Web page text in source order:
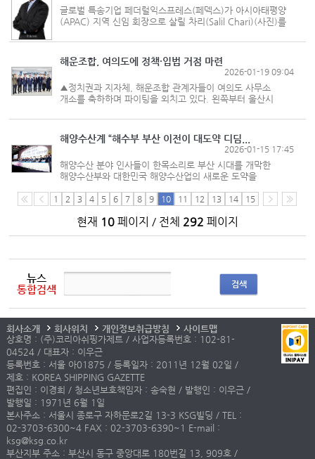
글로벌 특송기업 페더럴익스프레스(페덱스)가 아시아태평양
(APAC) 지역 신임 회장으로 살릴 차리(Salil Chari)(사진)를
현재 기획·엔지니어링·혁신 부문 총괄 부사장인 카왈 프리트
(Kawal Preet)의 뒤를 잇는...
해운조합, 여의도에 정책·입법 거점 마련
2026-01-19 09:04
▲정치권과 지자체, 해운조합 관계자들이 여의도 사무소
개소를 축하하며 파이팅을 외치고 있다. 왼쪽부터 울산시
(울산 중구), 이채익 해운조합 이사장, 김기현 의원(울산
남구을), 이강덕 포항시...
해양수산계 “해수부 부산 이전이 대도약 디딤...
2026-01-15 17:45
해양수산 분야 인사들이 한목소리로 부산 시대를 개막한
해양수산부와 대한민국 해양수산업의 새로운 도약을
12일 오후 서울 여의도 전경련회관(FKI타워) 그랜드볼룸에서
1 2 3 4 5 6 7 8 9 10 11 12 13 14 15
현재 10페이지 / 전체 292 페이지
뉴스
통합검색
검색
회사소개 회사위치 개인정보취급방침
사이트맵
상호명 : (주)코리아쉬핑가제트 / 사업자등록번호 : 102-81-
04524 / 대표자 : 이우근
등록번호 : 서울 아01875 / 등록일자 : 2011년 12월 02일 /
제호 : KOREA SHIPPING GAZETTE
편집인 : 이경희 / 청소년보호책임자 : 송숙현 / 발행인 : 이우근 /
발행일 : 1971년 6월 1일
본사주소 : 서울시 종로구 자하문로2길 13-3 KSG빌딩 / TEL :
02-3703-6300~4 FAX : 02-3703-6390~1 E-mail :
ksg@ksg.co.kr
부산지부 주소 : 부산시 동구 중앙대로 180번길 13, 909호 /